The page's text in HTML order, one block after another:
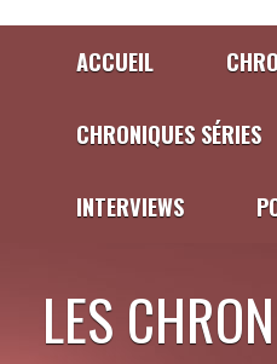
ACCUEIL
CHRONIQUES SÉRIES
INTERVIEWS
LES